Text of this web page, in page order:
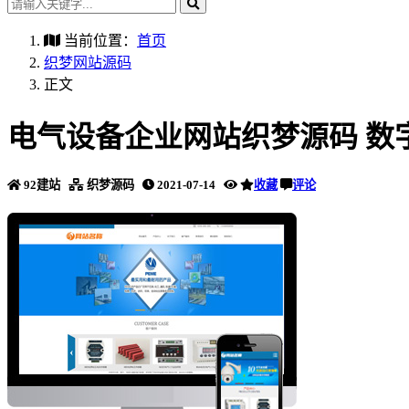
当前位置： 首页
织梦网站源码
正文
电气设备企业网站织梦源码 数
92建站 织梦源码 2021-07-14 收藏 评论